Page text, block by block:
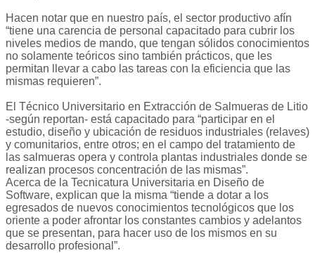
Hacen notar que en nuestro país, el sector productivo afín
“tiene una carencia de personal capacitado para cubrir los
niveles medios de mando, que tengan sólidos conocimientos
no solamente teóricos sino también prácticos, que les
permitan llevar a cabo las tareas con la eficiencia que las
mismas requieren”.
El Técnico Universitario en Extracción de Salmueras de Litio
-según reportan- está capacitado para “participar en el
estudio, diseño y ubicación de residuos industriales (relaves)
y comunitarios, entre otros; en el campo del tratamiento de
las salmueras opera y controla plantas industriales donde se
realizan procesos concentración de las mismas”.
Acerca de la Tecnicatura Universitaria en Diseño de
Software, explican que la misma “tiende a dotar a los
egresados de nuevos conocimientos tecnológicos que los
oriente a poder afrontar los constantes cambios y adelantos
que se presentan, para hacer uso de los mismos en su
desarrollo profesional”.